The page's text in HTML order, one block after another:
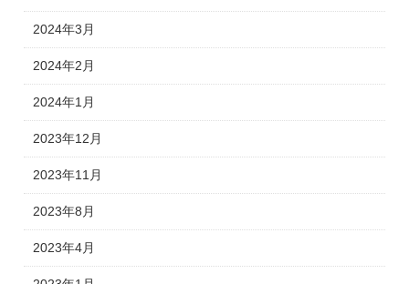
2024年3月
2024年2月
2024年1月
2023年12月
2023年11月
2023年8月
2023年4月